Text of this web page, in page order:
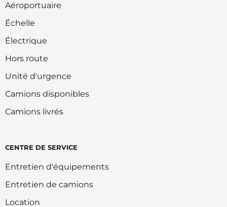
Aéroportuaire
Échelle
Électrique
Hors route
Unité d'urgence
Camions disponibles
Camions livrés
CENTRE DE SERVICE
Entretien d'équipements
Entretien de camions
Location